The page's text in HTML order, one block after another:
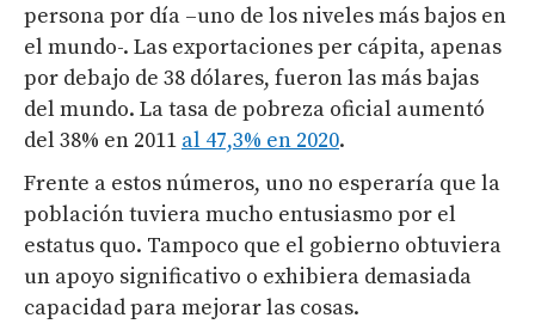
persona por día –uno de los niveles más bajos en
el mundo-. Las exportaciones per cápita, apenas
por debajo de 38 dólares, fueron las más bajas
del mundo. La tasa de pobreza oficial aumentó
del 38% en 2011 al 47,3% en 2020.
Frente a estos números, uno no esperaría que la
población tuviera mucho entusiasmo por el
estatus quo. Tampoco que el gobierno obtuviera
un apoyo significativo o exhibiera demasiada
capacidad para mejorar las cosas.